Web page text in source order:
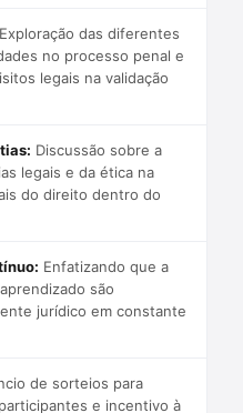
Exploração das diferentes
no processo penal e
legais na validação
Discussão sobre a
legais e da ética na
do direito dentro do
Enfatizando que a
são
jurídico em constante
de sorteios para
e incentivo à